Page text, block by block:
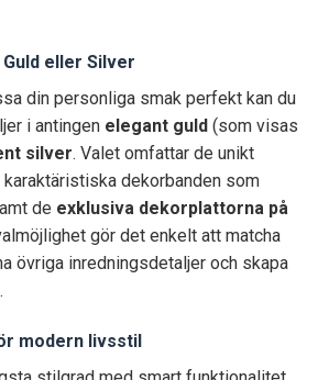
eller Silver
din personliga smak perfekt kan du
i antingen elegant guld (som visas
silver. Valet omfattar de unikt
dekorbanden som
de exklusiva dekorplattorna på
gör det enkelt att matcha
övriga inredningsdetaljer och skapa
modern livsstil